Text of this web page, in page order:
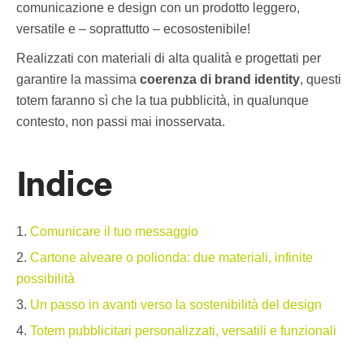
comunicazione e design con un prodotto leggero,
versatile e – soprattutto – ecosostenibile!
Realizzati con materiali di alta qualità e progettati per
garantire la massima coerenza di brand identity, questi
totem faranno sì che la tua pubblicità, in qualunque
contesto, non passi mai inosservata.
Indice
Comunicare il tuo messaggio
Cartone alveare o polionda: due materiali, infinite
possibilità
Un passo in avanti verso la sostenibilità del design
Totem pubblicitari personalizzati, versatili e funzionali